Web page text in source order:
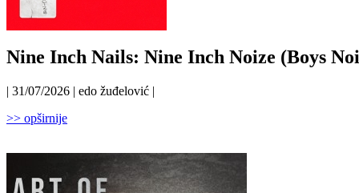
Nine Inch Nails: Nine Inch Noize (Boys
| 31/07/2026 | edo žuđelović |
>> opširnije